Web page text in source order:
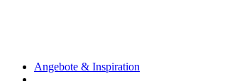
Angebote & Inspiration